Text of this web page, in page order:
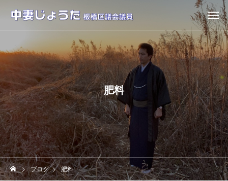
肥料
ブログ 肥料